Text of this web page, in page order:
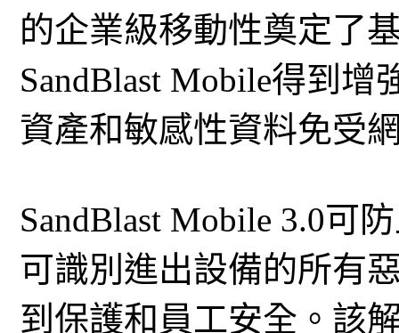
的企業級移動性奠定了
SandBlast Mobile得到
資產和敏感性資料免受
SandBlast Mobile 3.0可
可識別進出設備的所有
到保護和員工安全。該